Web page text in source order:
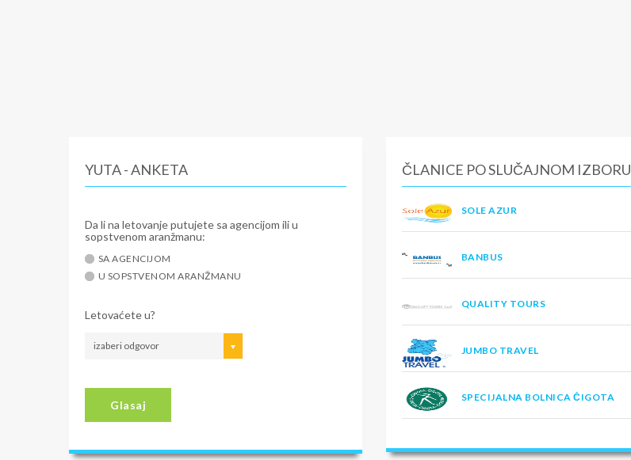
YUTA - ANKETA
Da li na letovanje putujete sa agencijom ili u
sopstvenom aranžmanu:
SA AGENCIJOM
U SOPSTVENOM ARANŽMANU
Letovaćete u?
izaberi odgovor
Glasaj
ČLANICE PO SLUČAJNOM IZBORU
SOLE AZUR
BANBUS
QUALITY TOURS
JUMBO TRAVEL
SPECIJALNA BOLNICA ČIGOTA